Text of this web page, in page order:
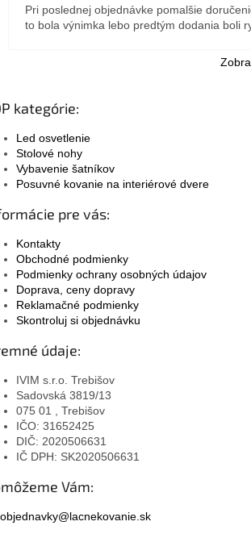
Pri poslednej objednávke pomalšie
to bola výnimka lebo predtým dodania boli
kategórie:
Led osvetlenie
Stolové nohy
Vybavenie šatníkov
Posuvné kovanie na interiérové dvere
pre vás:
Kontakty
Obchodné podmienky
Podmienky ochrany osobných údajov
Doprava, ceny dopravy
Reklamačné podmienky
Skontroluj si objednávku
údaje:
IVIM s.r.o. Trebišov
Sadovská 3819/13
075 01 , Trebišov
IČO: 31652425
DIČ: 2020506631
IČ DPH: SK2020506631
Vám:
objednavky@lacnekovanie.sk